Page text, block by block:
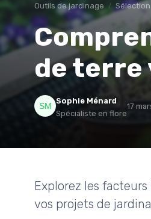
Outils de jardinage
de terre
Sophie Ménard
Spécialiste en flore
17
Explorez les
vos projets de